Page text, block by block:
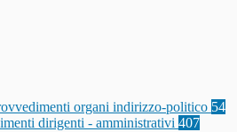
organi indirizzo-politico 54
dirigenti - amministrativi 407